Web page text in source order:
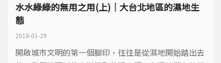
水水綠綠的無用之用(上)｜大台北地區的濕地生
態
2018-01-29
開啟城市文明的第一個腳印，往往是從濕地開始踏出去